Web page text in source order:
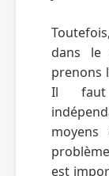
dans le
prenons
Il faut
moyens
est